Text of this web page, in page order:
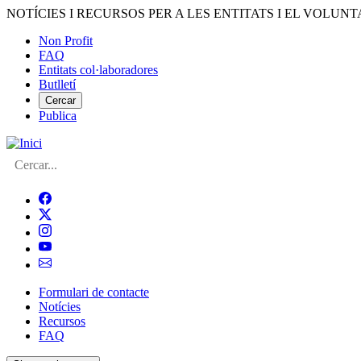
Vés
contingut
NOTÍCIES I RECURSOS PER A LES ENTITATS I EL
Menú
del
compte
d'usuari
Non Profit
FAQ
Entitats col·laboradores
Butlletí
Cercar
Publica
Cerca
Navegació
principal
de
Formulari de contacte
Notícies
Recursos
FAQ